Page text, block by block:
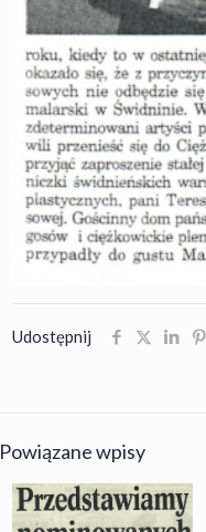
Udostępnij
Powiązane wpisy